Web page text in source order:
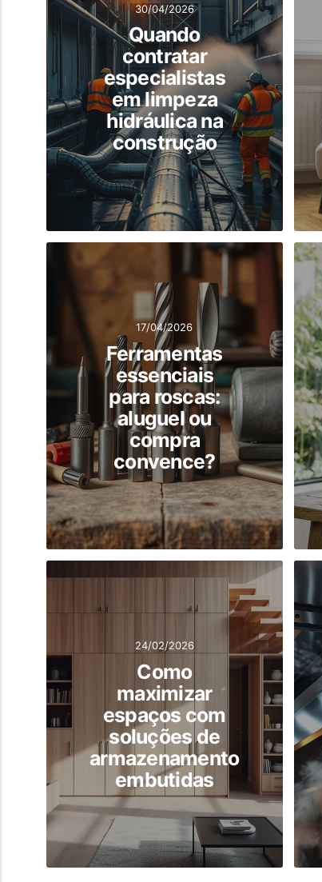
30/04/2026
Quando
contratar
especialistas
em limpeza
hidráulica na
construção
17/04/2026
Ferramentas
essenciais
para roscas:
aluguel ou
compra
convence?
24/02/2026
Como
maximizar
espaços com
soluções de
armazenamento
embutidas